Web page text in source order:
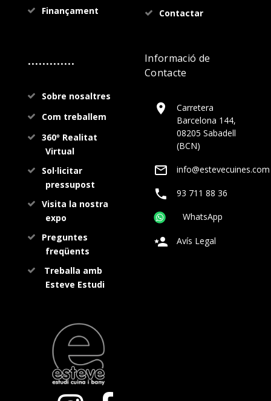
Finançament
Contactar
.............
Sobre nosaltres
Com treballem
360º Realitat
Virtual
Sol·licitar
pressupost
Visita la nostra
expo
Preguntes
freqüents
Treballa amb
Esteve Estudi
Informació de
Contacte
Carretera
Barcelona 144,
08205 Sabadell
(BCN)
info@estevecuines.com
93 711 88 36
WhatsApp
Avís Legal